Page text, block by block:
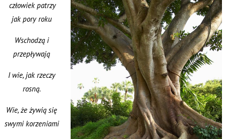
człowiek patrzy
jak pory roku
Wschodzą i
przepływają
I wie, jak rzeczy
rosną.
Wie, że żywią się
swymi korzeniami